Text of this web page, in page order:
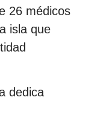
26 médicos
isla que
dedica